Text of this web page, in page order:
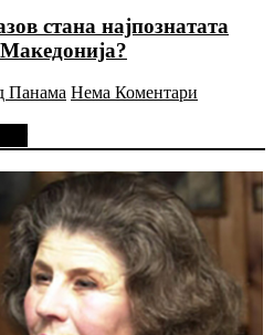
стана најпознатата
Панама Нема Коментари